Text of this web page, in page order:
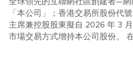
「本公司」；香港交易所股份代
主席兼控股股東擬自 2026 年 3
市場交易方式增持本公司股份。